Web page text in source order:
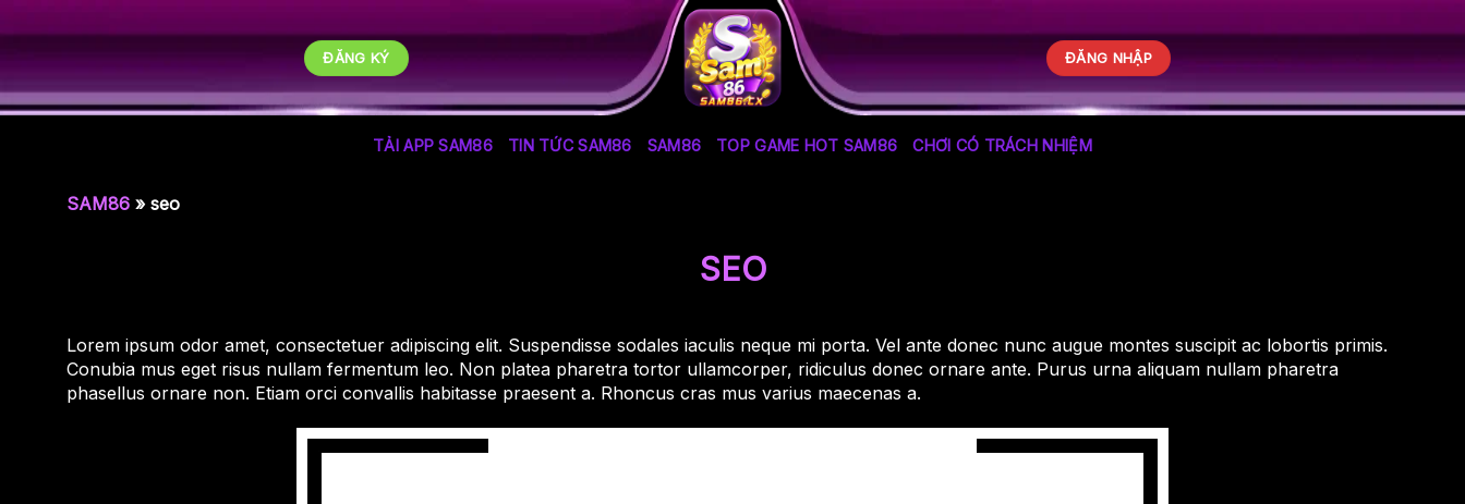
đến
dung
ĐĂNG KÝ ĐĂNG NHẬP
TẢI APP SAM86 TIN TỨC SAM86 SAM86 TOP GAME HOT SAM86 CHƠI CÓ TRÁCH NHIỆM
SAM86» seo
SEO
Lorem ipsum odor amet, consectetuer adipiscing elit. Suspendisse sodales iaculis neque mi porta. Vel ante donec nunc augue montes suscipit ac lobortis primis.
Conubia mus eget risus nullam fermentum leo. Non platea pharetra tortor ullamcorper, ridiculus donec ornare ante. Purus urna aliquam nullam pharetra
phasellus ornare non. Etiam orci convallis habitasse praesent a. Rhoncus cras mus varius maecenas a.